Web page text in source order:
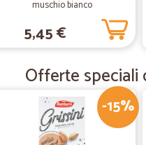
muschio bianco
5,45 €
Offerte speciali
-15%